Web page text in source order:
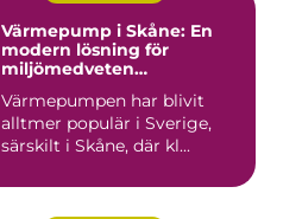
Värmepump i Skåne: En
modern lösning för
miljömedveten
Värmepumpen har blivit
alltmer populär i Sverige,
särskilt i Skåne, där kl...